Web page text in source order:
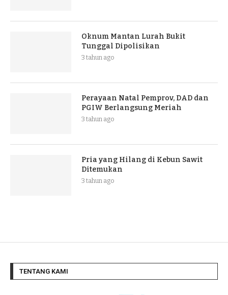
Oknum Mantan Lurah Bukit
Tunggal Dipolisikan
3 tahun ago
Perayaan Natal Pemprov, DAD dan
PGIW Berlangsung Meriah
3 tahun ago
Pria yang Hilang di Kebun Sawit
Ditemukan
3 tahun ago
TENTANG KAMI